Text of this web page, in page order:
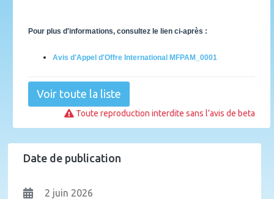
Pour plus d'informations, consultez le lien ci-après :
Avis d'Appel d'Offre International MFPAM_0001
Voir toute la liste
Toute reproduction interdite sans l’avis de beta
Date de publication
2 juin 2026